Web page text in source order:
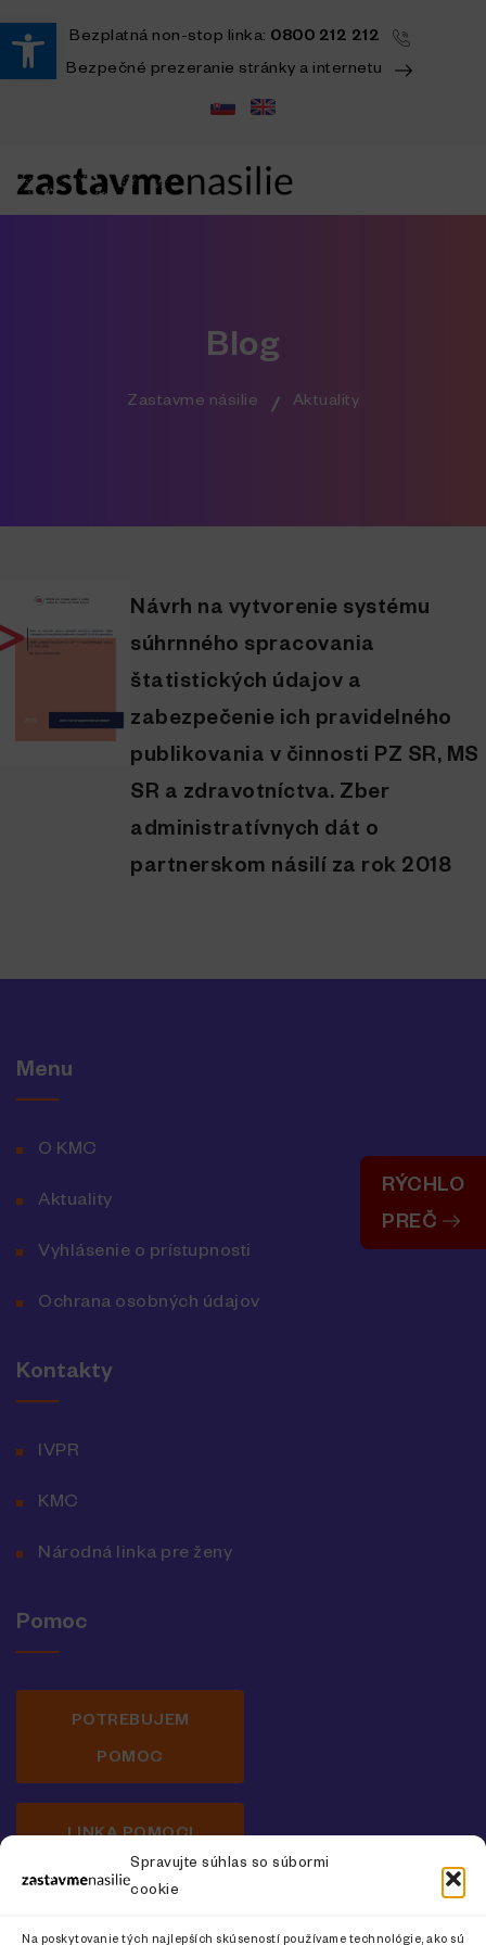
Open toolbar
Spravujte súhlas so súbormi
cookie
Na poskytovanie tých najlepších skúseností používame technológie, ako sú
Bezplatná non-stop linka: 0800 212 212
Bezpečné prezeranie stránky a internetu
RÝCHLO
PREČ
Blog
Zastavme násilie Aktuality
Návrh na vytvorenie systému
súhrnného spracovania
štatistických údajov a
zabezpečenie ich pravidelného
publikovania v činnosti PZ SR, MS
SR a zdravotníctva. Zber
administratívnych dát o
partnerskom násilí za rok 2018
Menu
O KMC
Aktuality
Vyhlásenie o prístupnosti
Ochrana osobných údajov
Kontakty
IVPR
KMC
Národná linka pre ženy
Pomoc
POTREBUJEM
POMOC
LINKA POMOCI
Newsletter o prevencii násilia na ženách